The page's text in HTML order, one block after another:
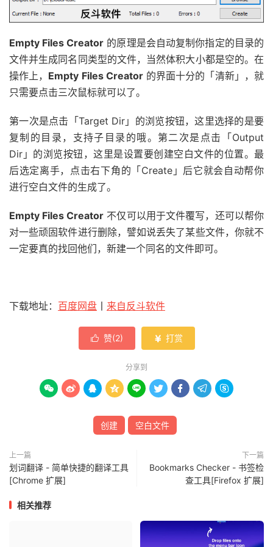
Empty Files Creator 的原理是会自动复制你指定的目录的
文件并生成同名同类型的文件，当然体积大小都是空的。在
操作上， Empty Files Creator的界面十分的「清新」，就
只需要点击三次鼠标就可以了。
第一次是点击「Target Dir」的浏览按钮，这里选择的是要
复制的目录，支持子目录的哦。第二次是点击「Output
Dir」的浏览按钮，这里是设置要创建空白文件的位置。最
后选定离手，点击右下角的「Create」后它就会自动帮你
进行空白文件的生成了。
Empty Files Creator 不仅可以用于文件覆写，还可以帮你
对一些顽固软件进行删除，譬如说丢失了某些文件，你就不
一定要真的找回他们，新建一个同名的文件即可。
下载地址： 百度网盘 丨 来自反斗软件
 赞(2)  打赏
分享到
        
创建 空白文件
上一篇
划词翻译 - 简单快捷的翻译工具
[Chrome 扩展]
下一篇
Bookmarks Checker - 书签检
查工具[Firefox 扩展]
相关推荐